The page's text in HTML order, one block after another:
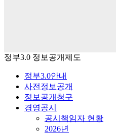
정부3.0 정보공개제도
정부3.0안내
사전정보공개
정보공개청구
경영공시
공시책임자 현황
2026년